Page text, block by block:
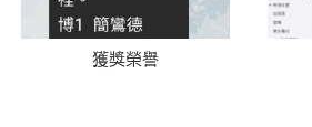
獲獎榮譽